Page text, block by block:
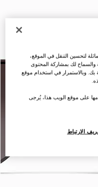
لتحسين التنقل في الموقع،
والسماح لك بمشاركة المحتوى
بك. وبالاستمرار في استخدام موقع
على موقع الويب هذا، يُرجى
الارتباط